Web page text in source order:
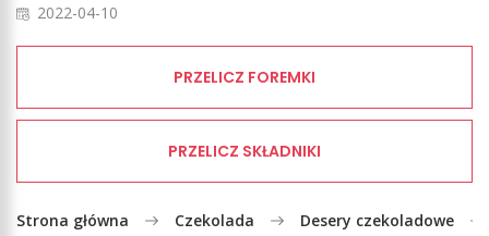
2022-04-10
PRZELICZ FOREMKI
PRZELICZ SKŁADNIKI
Strona główna Czekolada Desery czekoladowe